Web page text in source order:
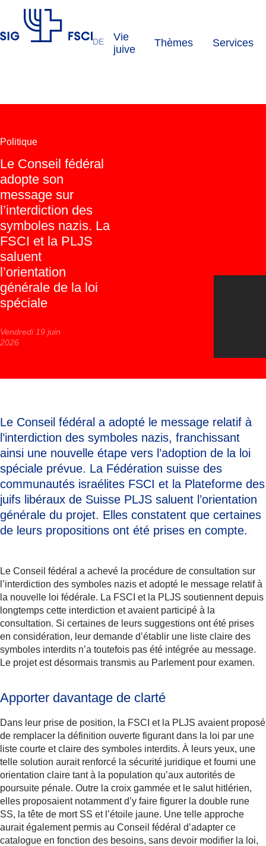
DE
Vie
juive
Thèmes Services
Politique
Le Conseil fédéral
adopte son
message sur
l’interdiction des
symboles nazis. La
FSCI et la PLJS
saluent
l’orientation
générale de la loi
spéciale
Vendredi 19 juin
2026
Le Conseil fédéral a adopté le message relatif à
l’interdiction des symboles nazis, franchissant
ainsi une nouvelle étape vers l’adoption de la loi
spéciale prévue. La Fédération suisse des
communautés israélites FSCI et la Plateforme des
juifs libéraux de Suisse PLJS saluent l’orientation
générale du projet. Elles constatent que certaines
de leurs propositions ont été prises en compte.
Le Conseil fédéral a achevé la procédure de consultation sur
l’interdiction des symboles nazis et adopté le message relatif à
la nouvelle loi fédérale. La FSCI et la PLJS soutiennent depuis
longtemps cette interdiction et avaient participé à la
consultation. Si certaines de leurs suggestions ont été prises
en considération, leur demande d’établir une liste claire des
symboles interdits n’a toutefois pas été intégrée au message.
Le projet est désormais transmis au Parlement pour examen.
Apporter davantage de clarté
Dans leur prise de position, la FSCI et la PLJS avaient proposé
de remplacer la définition ouverte figurant dans la loi par une
liste courte et claire des symboles interdits. À leurs yeux, une
telle solution aurait renforcé la sécurité juridique et fourni une
orientation claire tant à la population qu’aux autorités de
poursuite pénale. Outre la croix gammée et le salut hitlérien,
elles proposaient notamment d’y faire figurer la double rune
SS, la tête de mort SS et l’étoile jaune. Une telle approche
aurait également permis au Conseil fédéral d’adapter ce
catalogue en fonction des besoins, sans devoir modifier la loi,